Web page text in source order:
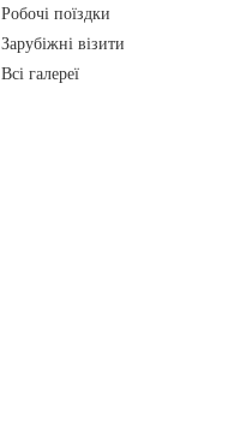
Робочі поїздки
Зарубіжні візити
Всі галереї